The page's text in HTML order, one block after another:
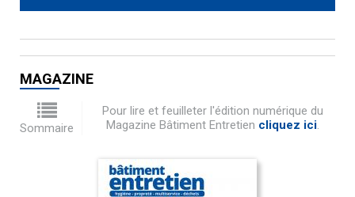
MAGAZINE
Sommaire
Pour lire et feuilleter l'édition numérique du
Magazine Bâtiment Entretien cliquez ici.